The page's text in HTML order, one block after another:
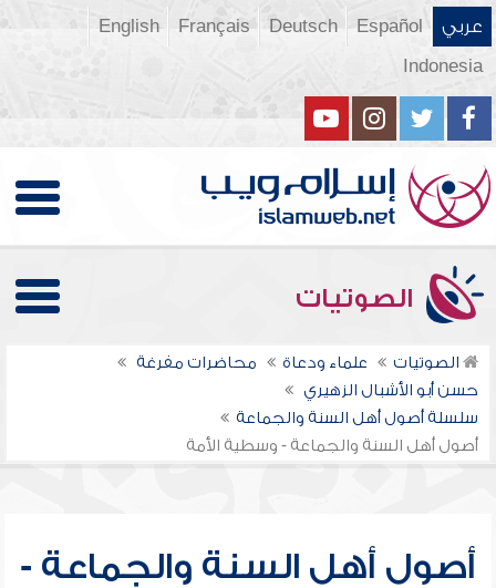
عربي Español
Deutsch
Français
English
Indonesia
الصوتيات
الصوتيات علماء ودعاة
محاضرات مفرغة
حسن أبو الأشبال الزهيري
سلسلة أصول أهل السنة والجماعة
أصول أهل السنة والجماعة - وسطية الأمة
أصول أهل السنة والجماعة -